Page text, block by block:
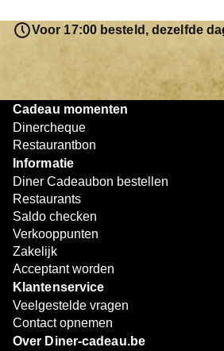
resterende bedrag blijft gewoon op
later worden gebruikt. Zo geniet je
bijzondere eetmomenten.
Voor 17:00 besteld, dezelfde
Cadeau momenten
Dinercheque
Restaurantbon
Informatie
Diner Cadeaubon bestellen
Restaurants
Saldo checken
Verkooppunten
Zakelijk
Acceptant worden
Klantenservice
Veelgestelde vragen
Contact opnemen
Over Diner-cadeau.be